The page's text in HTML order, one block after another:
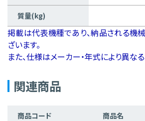
質量(kg)
掲載は代表機種であり、納品される機
ざいます。
また、仕様はメーカー・年式により異な
関連商品
商品コード 商品名